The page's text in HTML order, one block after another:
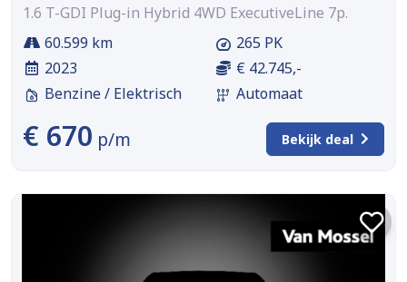
1.6 T-GDI Plug-in Hybrid 4WD ExecutiveLine 7p.
60.599 km
2023
Benzine / Elektrisch
265 PK
€ 42.745,-
Automaat
€ 670 p/m Bekijk deal